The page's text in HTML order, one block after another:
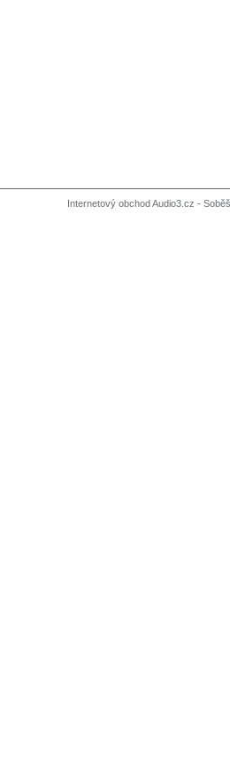
Internetový obchod Audio3.cz -